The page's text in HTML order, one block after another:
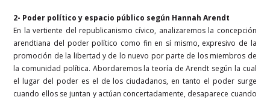
2- Poder político y espacio público según Hannah Arendt
En la vertiente del republicanismo cívico, analizaremos la concepción
arendtiana del poder político como fin en sí mismo, expresivo de la
promoción de la libertad y de lo nuevo por parte de los miembros de
la comunidad política. Abordaremos la teoría de Arendt según la cual
el lugar del poder es el de los ciudadanos, en tanto el poder surge
cuando ellos se juntan y actúan concertadamente, desaparece cuando